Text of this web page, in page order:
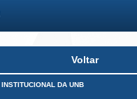
Voltar
DA UNB